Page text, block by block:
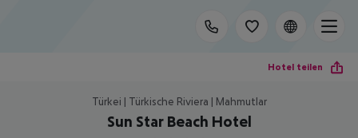
Hotel teilen
Türkei | Türkische Riviera | Mahmutlar
Sun Star Beach Hotel